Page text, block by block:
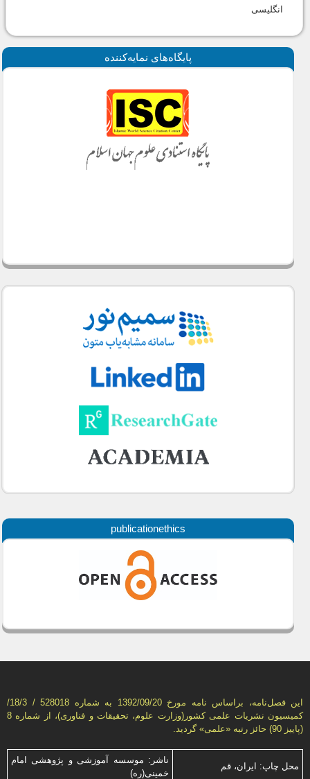
انگلیسی
پايگاه‌های نمايه‌كننده
publicationethics
این فصل‌نامه، براساس نامه مورخ 1392/09/20 به شماره 528018 / 18/3/
كمیسیون نشریات علمی كشور(وزارت علوم، تحقیقات و فناوری)، از شماره 8
(پاییز 90) حائز رتبه «علمی» گردید.
محل چاپ: ایران، قم
ناشر: موسسه آموزشی و پژوهشی امام
خمینی(ره)